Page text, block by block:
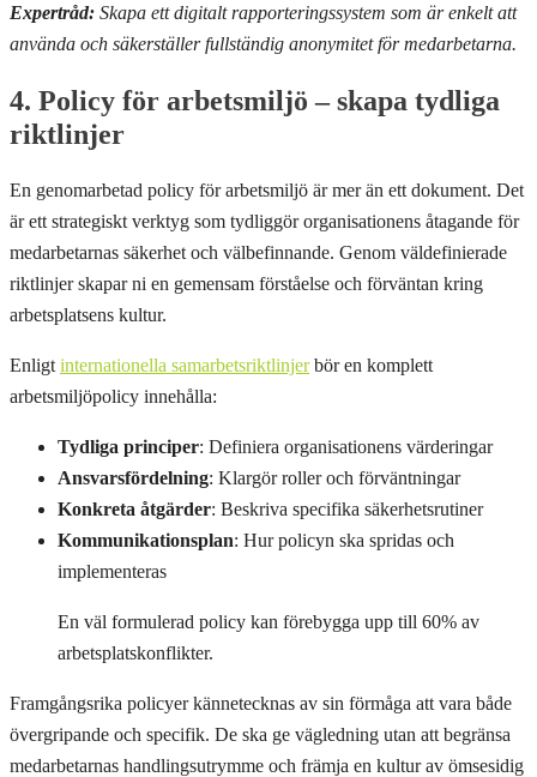
Expertråd: Skapa ett digitalt rapporteringssystem som är enkelt att
använda och säkerställer fullständig anonymitet för medarbetarna.
4. Policy för arbetsmiljö – skapa tydliga
riktlinjer
En genomarbetad policy för arbetsmiljö är mer än ett dokument. Det
är ett strategiskt verktyg som tydliggör organisationens åtagande för
medarbetarnas säkerhet och välbefinnande. Genom väldefinierade
riktlinjer skapar ni en gemensam förståelse och förväntan kring
arbetsplatsens kultur.
Enligt internationella samarbetsriktlinjerbör en komplett
arbetsmiljöpolicy innehålla:
Tydliga principer: Definiera organisationens värderingar
Ansvarsfördelning: Klargör roller och förväntningar
Konkreta åtgärder: Beskriva specifika säkerhetsrutiner
Kommunikationsplan: Hur policyn ska spridas och
implementeras
En väl formulerad policy kan förebygga upp till 60% av
arbetsplatskonflikter.
Framgångsrika policyer kännetecknas av sin förmåga att vara både
övergripande och specifik. De ska ge vägledning utan att begränsa
medarbetarnas handlingsutrymme och främja en kultur av ömsesidig